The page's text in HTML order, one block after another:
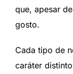
que, apesar
gosto.
Cada tipo de
caráter